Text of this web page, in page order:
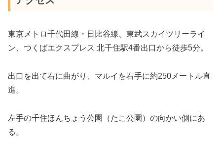
東京メトロ千代田線・日比谷線、東武スカイツリーライ
ン、つくばエクスプレス 北千住駅4番出口から徒歩5分。
出口を出て右に曲がり、マルイを右手に約250メートル直
進。
左手の千住ほんちょう公園（たこ公園）の向かい側にあ
る。